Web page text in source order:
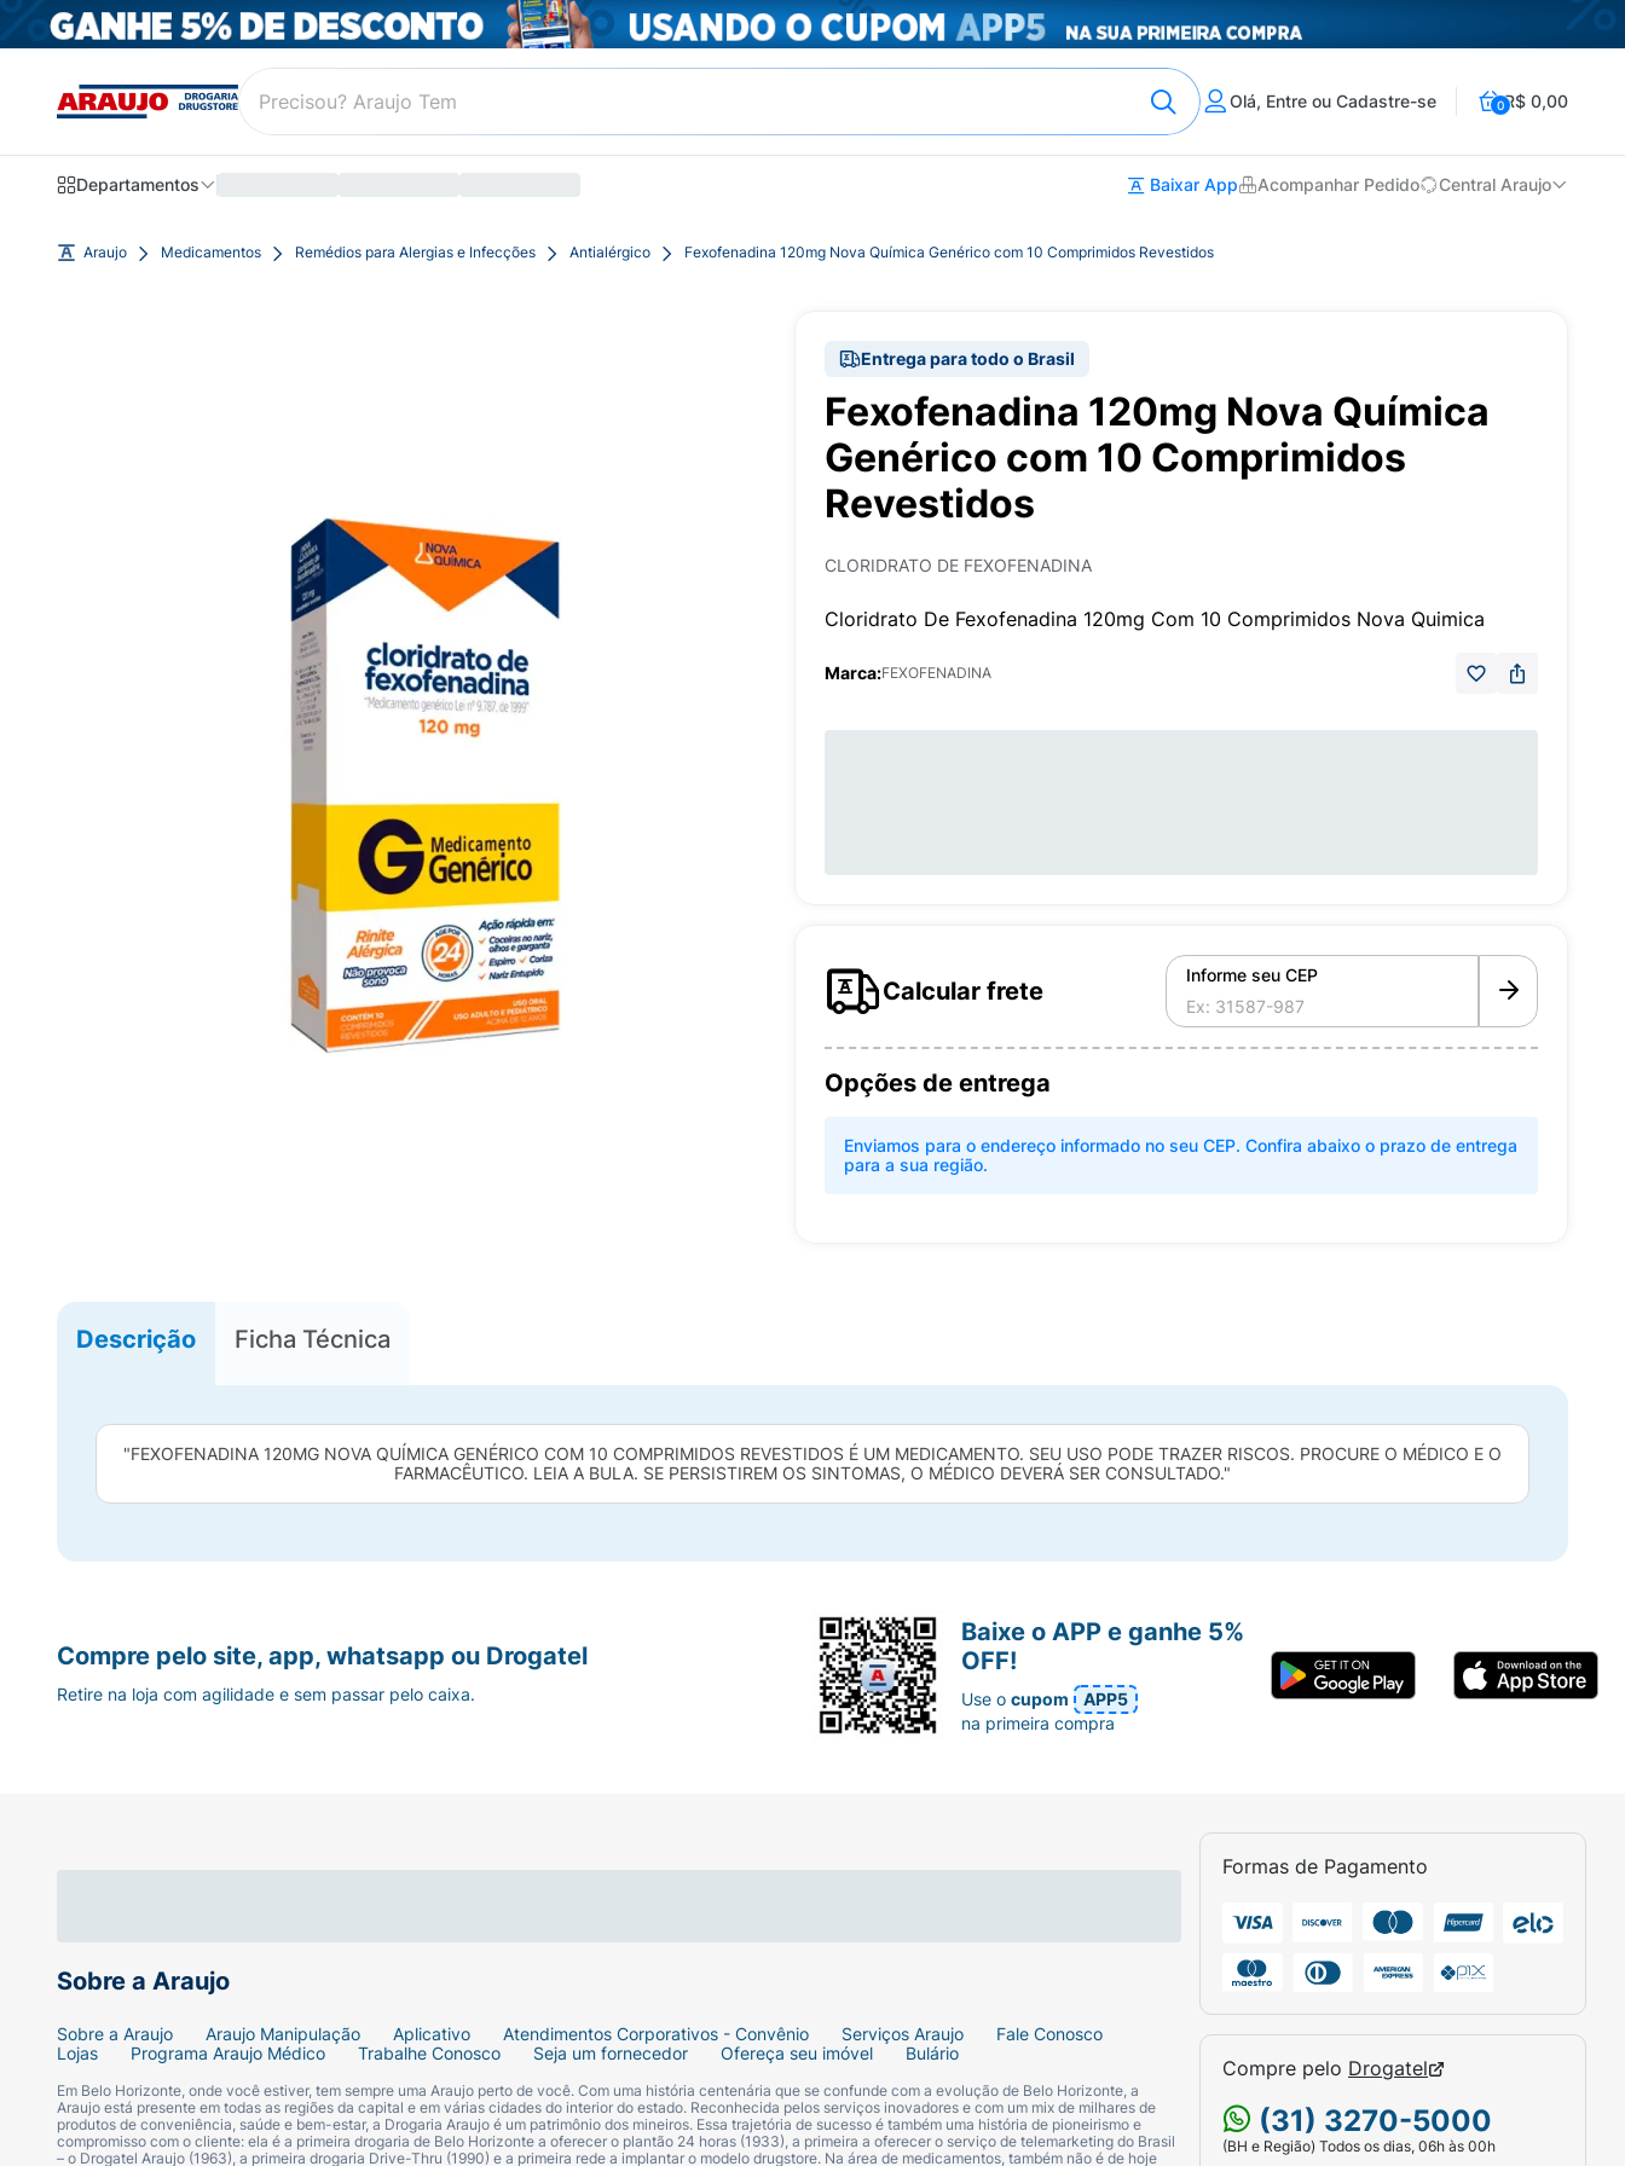
Olá, Entre ou Cadastre-se 0R$ 0,00
Departamentos Baixar App Acompanhar Pedido Central Araujo
Araujo Medicamentos Remédios para Alergias e Infecções Antialérgico Fexofenadina 120mg Nova Química Genérico com 10 Comprimidos Revestidos
Entrega para todo o Brasil
Fexofenadina 120mg Nova Química
Genérico com 10 Comprimidos
Revestidos
CLORIDRATO DE FEXOFENADINA
Cloridrato De Fexofenadina 120mg Com 10 Comprimidos Nova Quimica
Marca:FEXOFENADINA
Calcular frete
Informe seu CEP
Opções de entrega
Enviamos para o endereço informado no seu CEP. Confira abaixo o prazo de entrega
para a sua região.
Descrição Ficha Técnica
"FEXOFENADINA 120MG NOVA QUÍMICA GENÉRICO COM 10 COMPRIMIDOS REVESTIDOS É UM MEDICAMENTO. SEU USO PODE TRAZER RISCOS. PROCURE O MÉDICO E O
FARMACÊUTICO. LEIA A BULA. SE PERSISTIREM OS SINTOMAS, O MÉDICO DEVERÁ SER CONSULTADO."
Sobre a Araujo
Sobre a Araujo Araujo Manipulação Aplicativo Atendimentos Corporativos - Convênio Serviços Araujo
Fale Conosco
Lojas
Programa Araujo Médico Trabalhe Conosco Seja um fornecedor Ofereça seu imóvel Bulário
Em Belo Horizonte, onde você estiver, tem sempre uma Araujo perto de você. Com uma história centenária que se confunde com a evolução de Belo Horizonte, a
Araujo está presente em todas as regiões da capital e em várias cidades do interior do estado. Reconhecida pelos serviços inovadores e com um mix de milhares de
produtos de conveniência, saúde e bem-estar, a Drogaria Araujo é um patrimônio dos mineiros. Essa trajetória de sucesso é também uma história de pioneirismo e
compromisso com o cliente: ela é a primeira drogaria de Belo Horizonte a oferecer o plantão 24 horas (1933), a primeira a oferecer o serviço de telemarketing do Brasil
– o Drogatel Araujo (1963), a primeira drogaria Drive-Thru (1990) e a primeira rede a implantar o modelo drugstore. Na área de medicamentos, também não é de hoje
Formas de Pagamento
Compre pelo Drogatel
(31) 3270-5000
(BH e Região) Todos os dias, 06h às 00h
Compre pelo site, app, whatsapp ou Drogatel
Retire na loja com agilidade e sem passar pelo caixa.
Baixe o APP e ganhe 5%
OFF!
Use ocupom
APP5
na primeira compra